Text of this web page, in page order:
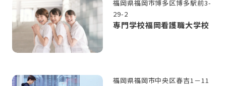
福岡県福岡市博多区博多駅前3-
29-2
専門学校福岡看護職大学校
福岡県福岡市中央区春吉1－11